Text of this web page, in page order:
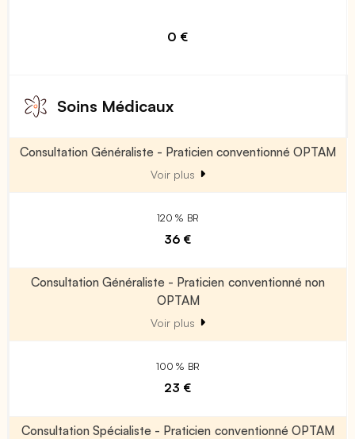
0 €
Soins Médicaux
Consultation Généraliste - Praticien conventionné OPTAM
Voir plus
120 % BR
36 €
Consultation Généraliste - Praticien conventionné non
OPTAM
Voir plus
100 % BR
23 €
Consultation Spécialiste - Praticien conventionné OPTAM